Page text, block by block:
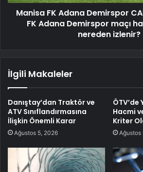
Manisa FK Adana Demirspor
FK Adana Demirspor maçı
nereden izlenir?
İlgili Makaleler
Danıştay’dan Traktör ve
ATV Sınıflandırmasına
İlişkin Önemli Karar
Ağustos 5, 2026
Hacmi
Kriter
Ağustos